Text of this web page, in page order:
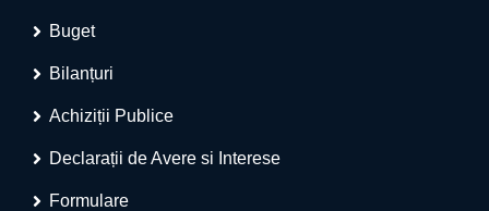
Buget
Bilanțuri
Achiziții Publice
Declarații de Avere si Interese
Formulare